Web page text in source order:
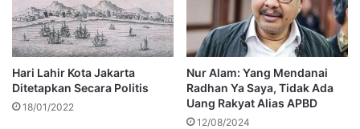
Hari Lahir Kota Jakarta
Ditetapkan Secara Politis
18/01/2022
Nur Alam: Yang Mendanai
Radhan Ya Saya, Tidak Ada
Uang Rakyat Alias APBD
12/08/2024